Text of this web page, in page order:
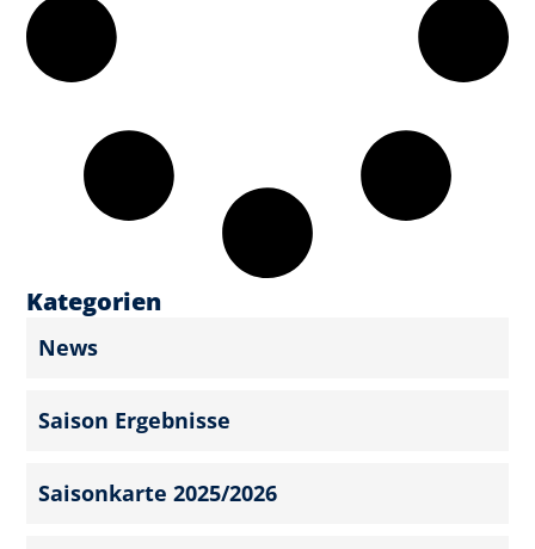
Kategorien
News
Saison Ergebnisse
Saisonkarte 2025/2026